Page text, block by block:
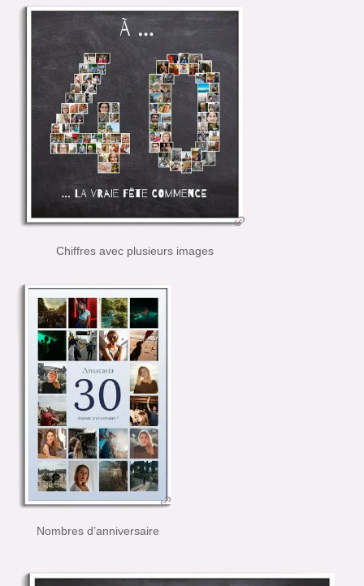
Chiffres avec plusieurs images
Nombres d’anniversaire